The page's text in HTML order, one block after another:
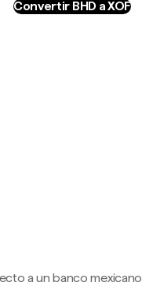
Convertir BHD a XOF
a un banco mexicano